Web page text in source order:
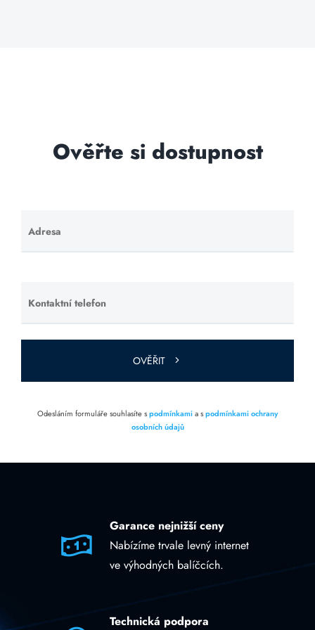
Ověřte si dostupnost
Adresa
Ponechte
toto pole
Kontaktní telefon
Ponechte
toto pole
prázdné.
OVĚŘIT
Odesláním formuláře souhlasíte spodmínkamia spodmínkami ochrany
osobních údajů
Garance nejnižší ceny
Nabízíme trvale levný internet
ve výhodných balíčcích.
Technická podpora